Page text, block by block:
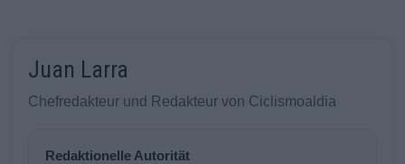
Juan Larra
Chefredakteur und Redakteur von Ciclismoaldia
Redaktionelle Autorität